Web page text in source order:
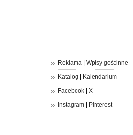
Reklama| Wpisy gościnne
Katalog Kalendarium
Facebook| X
Instagram| Pinterest